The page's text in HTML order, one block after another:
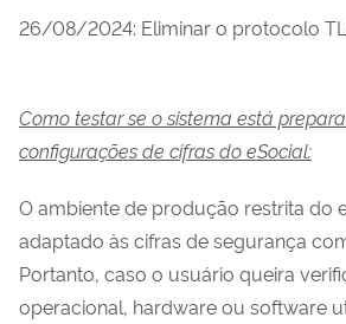
26/08/2024: Eliminar o protocolo
Como testar se o sistema está
configurações de cifras do eSocial:
O ambiente de produção restrita do
adaptado às cifras de segurança
Portanto, caso o usuário queira
operacional, hardware ou software